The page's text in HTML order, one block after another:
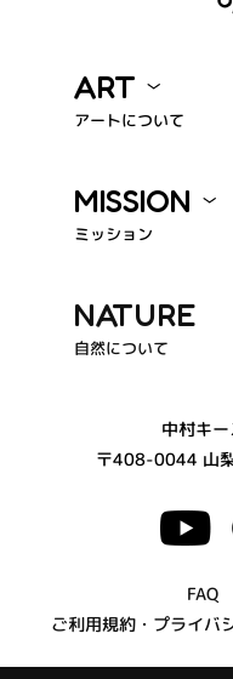
ART
アートについて
MISSION
ミッション
NATURE
自然について
中村キ
〒408-0044 山
FAQ
ご利用規約・プライバ